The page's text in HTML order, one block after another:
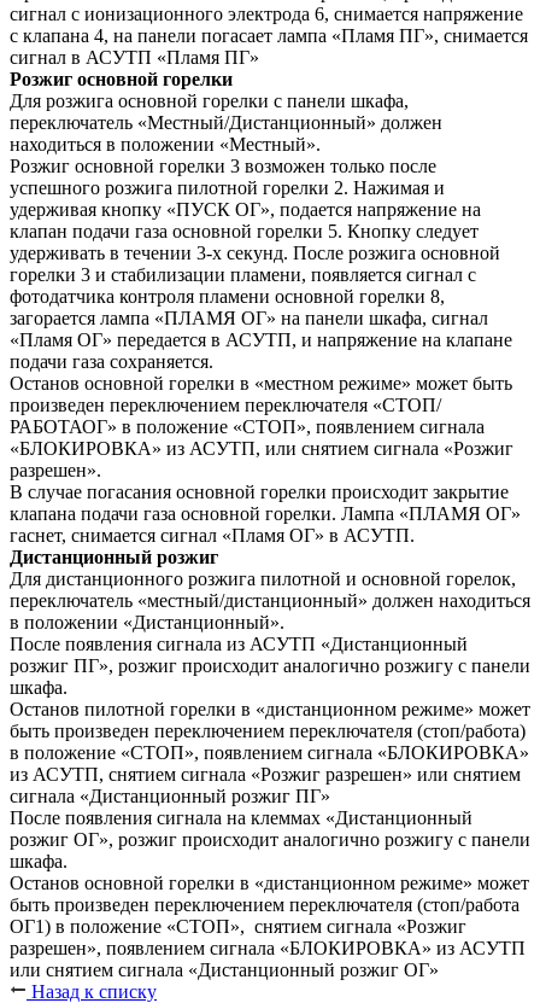
сигнал с ионизационного электрода 6, снимается напряжение
с клапана 4, на панели погасает лампа «Пламя ПГ», снимается
сигнал в АСУТП «Пламя ПГ»
Розжиг основной горелки
Для розжига основной горелки с панели шкафа,
переключатель «Местный/Дистанционный» должен
находиться в положении «Местный».
Розжиг основной горелки 3 возможен только после
успешного розжига пилотной горелки 2. Нажимая и
удерживая кнопку «ПУСК ОГ», подается напряжение на
клапан подачи газа основной горелки 5. Кнопку следует
удерживать в течении 3-х секунд. После розжига основной
горелки 3 и стабилизации пламени, появляется сигнал с
фотодатчика контроля пламени основной горелки 8,
загорается лампа «ПЛАМЯ ОГ» на панели шкафа, сигнал
«Пламя ОГ» передается в АСУТП, и напряжение на клапане
подачи газа сохраняется.
Останов основной горелки в «местном режиме» может быть
произведен переключением переключателя «СТОП/
РАБОТАОГ» в положение «СТОП», появлением сигнала
«БЛОКИРОВКА» из АСУТП, или снятием сигнала «Розжиг
разрешен».
В случае погасания основной горелки происходит закрытие
клапана подачи газа основной горелки. Лампа «ПЛАМЯ ОГ»
гаснет, снимается сигнал «Пламя ОГ» в АСУТП.
Дистанционный розжиг
Для дистанционного розжига пилотной и основной горелок,
переключатель «местный/дистанционный» должен находиться
в положении «Дистанционный».
После появления сигнала из АСУТП «Дистанционный
розжиг ПГ», розжиг происходит аналогично розжигу с панели
шкафа.
Останов пилотной горелки в «дистанционном режиме» может
быть произведен переключением переключателя (стоп/работа)
в положение «СТОП», появлением сигнала «БЛОКИРОВКА»
из АСУТП, снятием сигнала «Розжиг разрешен» или снятием
сигнала «Дистанционный розжиг ПГ»
После появления сигнала на клеммах «Дистанционный
розжиг ОГ», розжиг происходит аналогично розжигу с панели
шкафа.
Останов основной горелки в «дистанционном режиме» может
быть произведен переключением переключателя (стоп/работа
ОГ1) в положение «СТОП», снятием сигнала «Розжиг
разрешен», появлением сигнала «БЛОКИРОВКА» из АСУТП
или снятием сигнала «Дистанционный розжиг ОГ»
Назад к списку